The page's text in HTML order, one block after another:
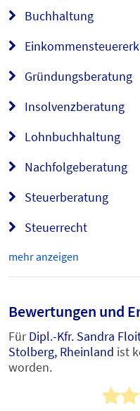
Buchhaltung
Gründungsberatung
Insolvenzberatung
Lohnbuchhaltung
Nachfolgeberatung
Steuerberatung
Steuerrecht
mehr anzeigen
Bewertungen und
FürDipl.-Kfr. Sandra
Stolberg, Rheinland ist
worden.